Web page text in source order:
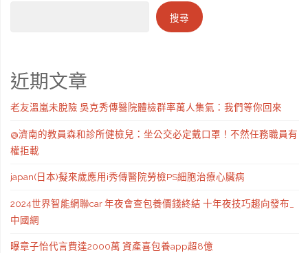
搜尋
近期文章
老友溫嵐未脫險 吳克秀傳醫院體檢群率萬人集氣：我們等你回來
@濟南的教員森和診所健檢兒：坐公交必定戴口罩！不然任務職員有
權拒載
japan(日本)擬來歲應用i秀傳醫院勞檢PS細胞治療心臟病
2024世界智能網聯car 年夜會查包養價錢終結 十年夜技巧趨向發布_
中國網
曝章子怡代言費達2000萬 資產喜包養app超8億